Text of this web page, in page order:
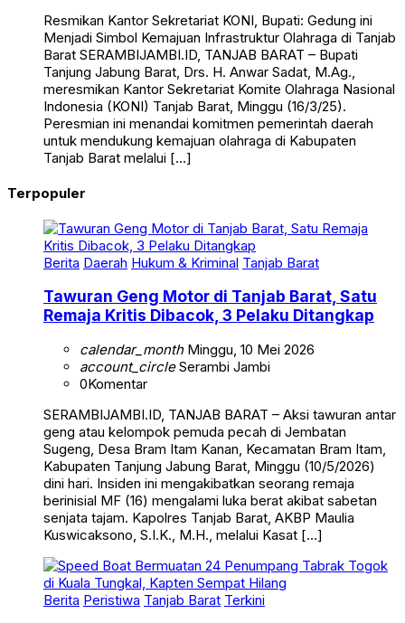
Resmikan Kantor Sekretariat KONI, Bupati: Gedung ini
Menjadi Simbol Kemajuan Infrastruktur Olahraga di Tanjab
Barat SERAMBIJAMBI.ID, TANJAB BARAT – Bupati
Tanjung Jabung Barat, Drs. H. Anwar Sadat, M.Ag.,
meresmikan Kantor Sekretariat Komite Olahraga Nasional
Indonesia (KONI) Tanjab Barat, Minggu (16/3/25).
Peresmian ini menandai komitmen pemerintah daerah
untuk mendukung kemajuan olahraga di Kabupaten
Tanjab Barat melalui […]
Terpopuler
Berita Daerah Hukum & Kriminal Tanjab Barat
Tawuran Geng Motor di Tanjab Barat, Satu
Remaja Kritis Dibacok, 3 Pelaku Ditangkap
calendar_monthMinggu, 10 Mei 2026
account_circleSerambi Jambi
0Komentar
SERAMBIJAMBI.ID, TANJAB BARAT – Aksi tawuran antar
geng atau kelompok pemuda pecah di Jembatan
Sugeng, Desa Bram Itam Kanan, Kecamatan Bram Itam,
Kabupaten Tanjung Jabung Barat, Minggu (10/5/2026)
dini hari. Insiden ini mengakibatkan seorang remaja
berinisial MF (16) mengalami luka berat akibat sabetan
senjata tajam. Kapolres Tanjab Barat, AKBP Maulia
Kuswicaksono, S.I.K., M.H., melalui Kasat […]
Berita Peristiwa Tanjab Barat Terkini